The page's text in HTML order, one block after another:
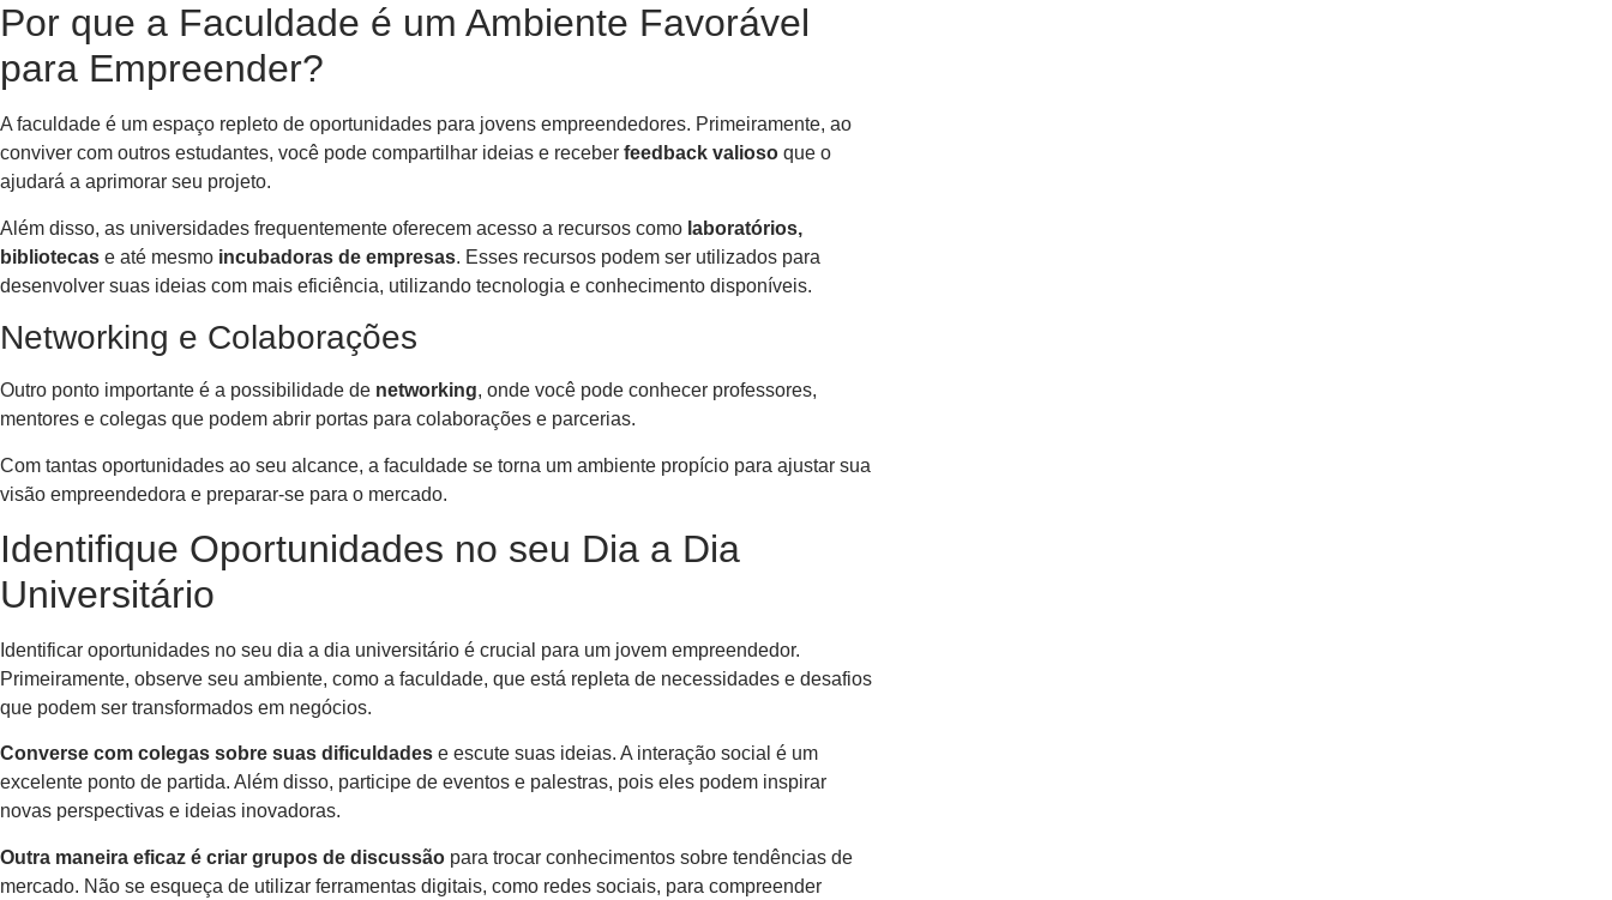
Por que a Faculdade é um Ambiente Favorável
para Empreender?
A faculdade é um espaço repleto de oportunidades para jovens empreendedores. Primeiramente, ao
conviver com outros estudantes, você pode compartilhar ideias e receber feedback valioso que o
ajudará a aprimorar seu projeto.
Além disso, as universidades frequentemente oferecem acesso a recursos como laboratórios,
bibliotecas e até mesmo incubadoras de empresas. Esses recursos podem ser utilizados para
desenvolver suas ideias com mais eficiência, utilizando tecnologia e conhecimento disponíveis.
Networking e Colaborações
Outro ponto importante é a possibilidade de networking, onde você pode conhecer professores,
mentores e colegas que podem abrir portas para colaborações e parcerias.
Com tantas oportunidades ao seu alcance, a faculdade se torna um ambiente propício para ajustar sua
visão empreendedora e preparar-se para o mercado.
Identifique Oportunidades no seu Dia a Dia
Universitário
Identificar oportunidades no seu dia a dia universitário é crucial para um jovem empreendedor.
Primeiramente, observe seu ambiente, como a faculdade, que está repleta de necessidades e desafios
que podem ser transformados em negócios.
Converse com colegas sobre suas dificuldades e escute suas ideias. A interação social é um
excelente ponto de partida. Além disso, participe de eventos e palestras, pois eles podem inspirar
novas perspectivas e ideias inovadoras.
Outra maneira eficaz é criar grupos de discussão para trocar conhecimentos sobre tendências de
mercado. Não se esqueça de utilizar ferramentas digitais, como redes sociais, para compreender